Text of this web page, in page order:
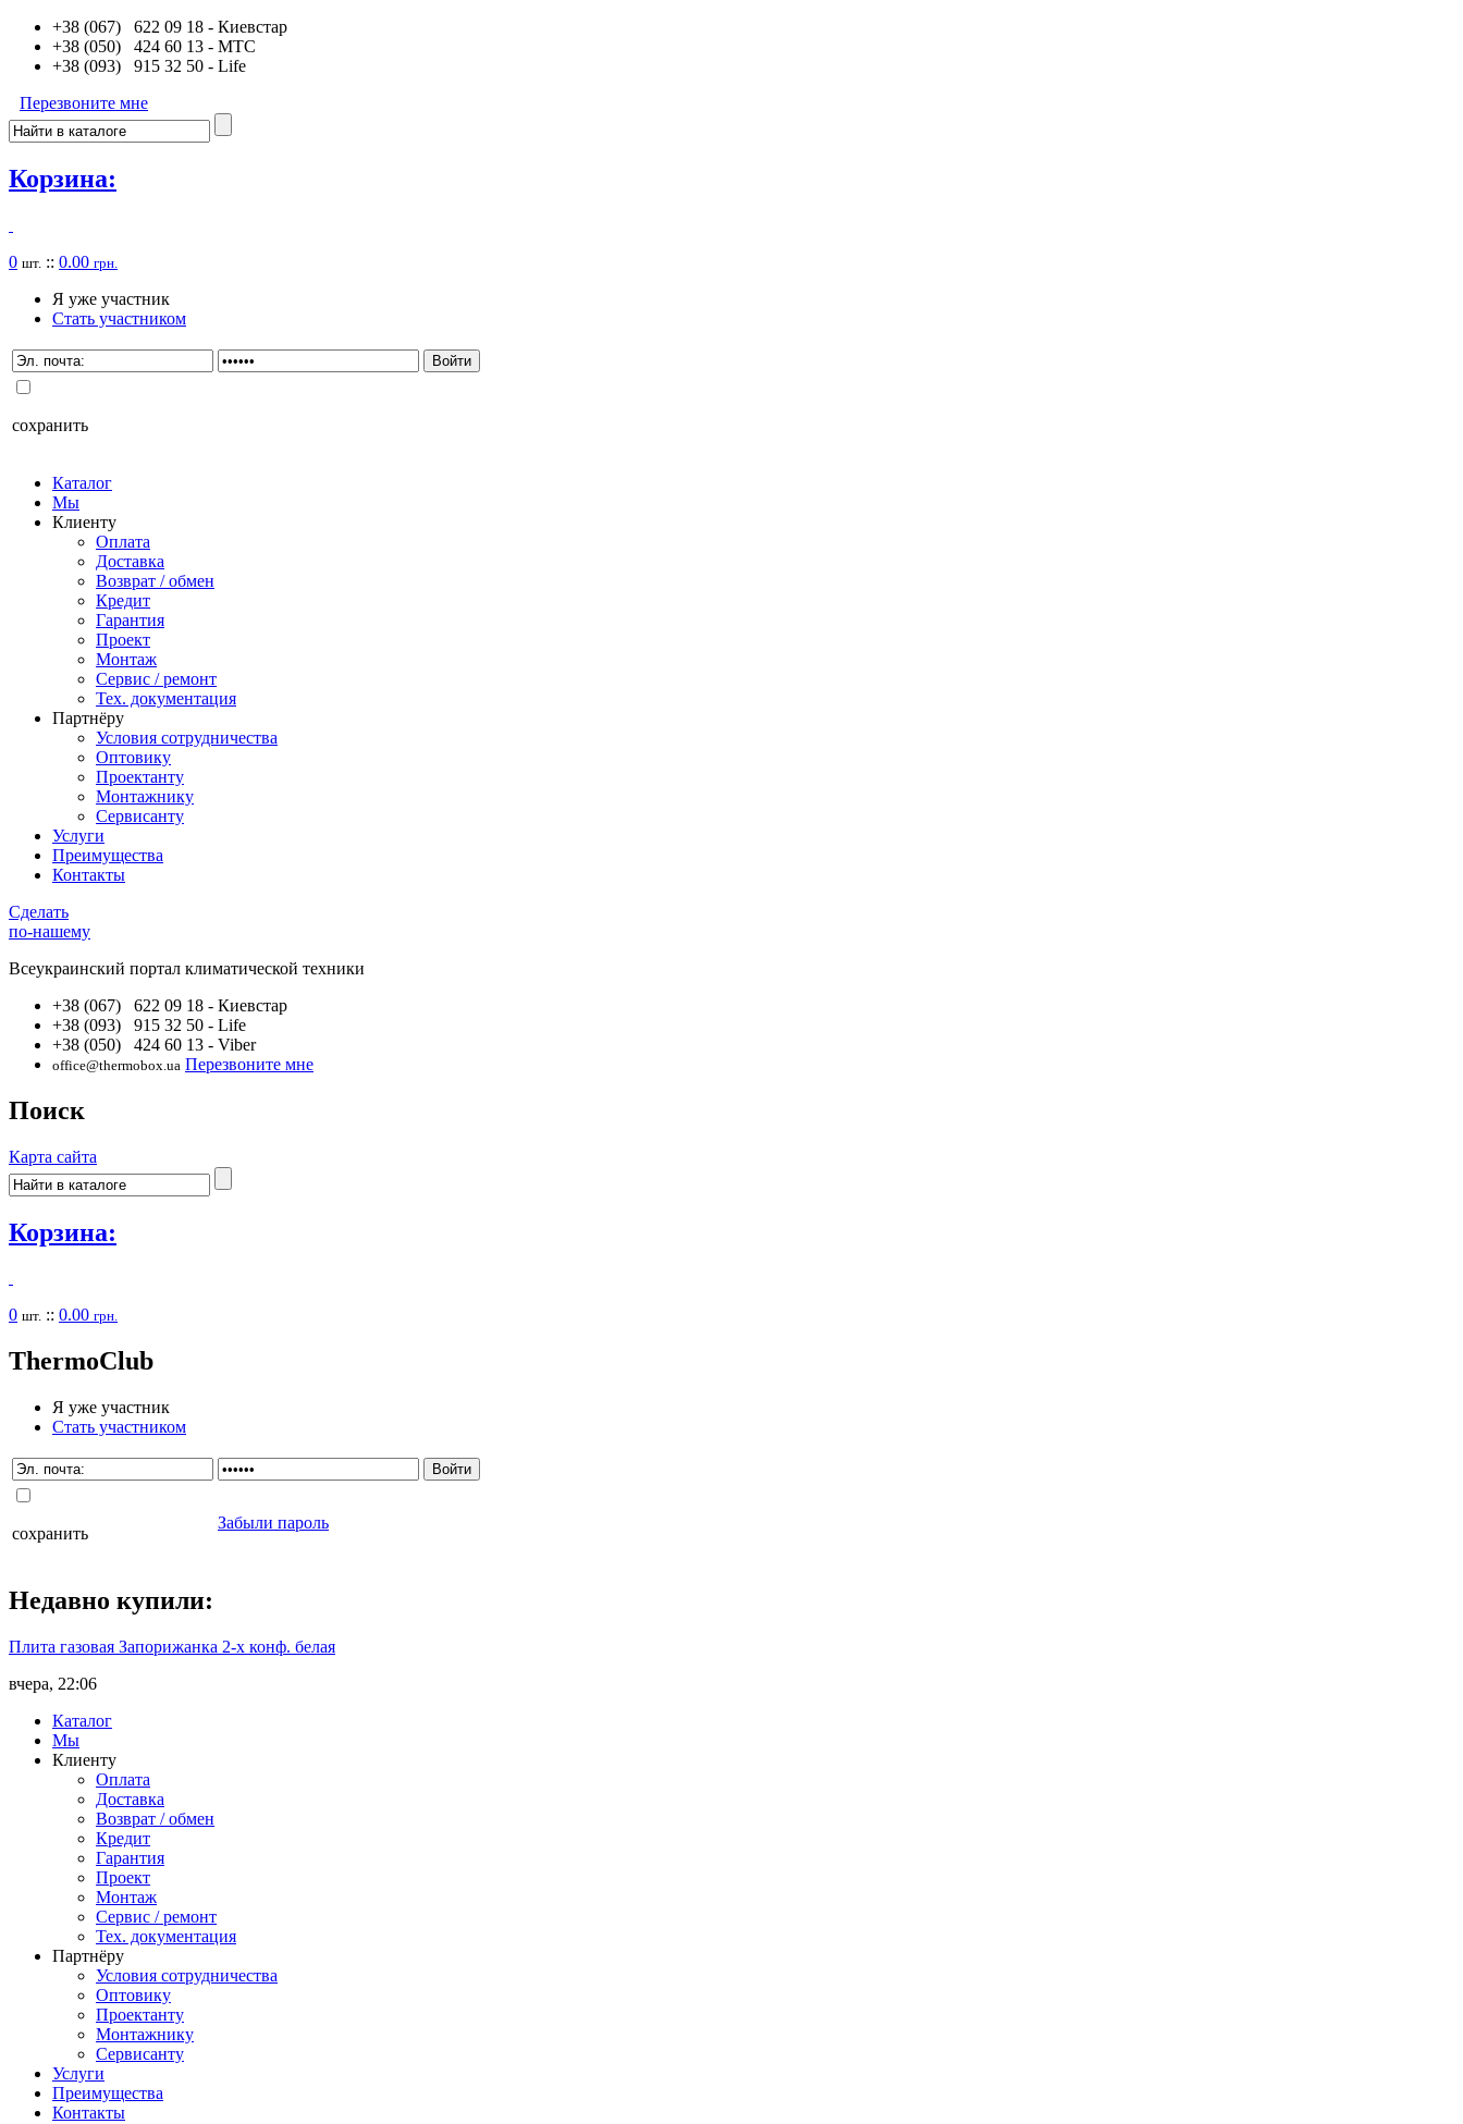
+38 (067) 622 09 18 - Киевстар
+38 (050) 424 60 13 - MTC
+38 (093) 915 32 50 - Life
Перезвоните мне
Корзина:
0 шт. :: 0.00 грн.
Я уже участник
Стать участником
сохранить
Каталог
Мы
Клиенту
Оплата
Доставка
Возврат / обмен
Кредит
Гарантия
Проект
Монтаж
Сервис / ремонт
Тех. документация
Партнёру
Условия сотрудничества
Оптовику
Проектанту
Монтажнику
Сервисанту
Услуги
Преимущества
Контакты
Сделать
по-нашему
Всеукраинский портал климатической техники
+38 (067) 622 09 18 - Киевстар
+38 (093) 915 32 50 - Life
+38 (050) 424 60 13 - Viber
office@thermobox.ua Перезвоните мне
Поиск
Карта сайта
Корзина:
0 шт. :: 0.00 грн.
ThermoClub
Я уже участник
Стать участником
сохранить
Забыли пароль
Недавно купили:
Плита газовая Запорижанка 2-х конф. белая
вчера, 22:06
Каталог
Мы
Клиенту
Оплата
Доставка
Возврат / обмен
Кредит
Гарантия
Проект
Монтаж
Сервис / ремонт
Тех. документация
Партнёру
Условия сотрудничества
Оптовику
Проектанту
Монтажнику
Сервисанту
Услуги
Преимущества
Контакты